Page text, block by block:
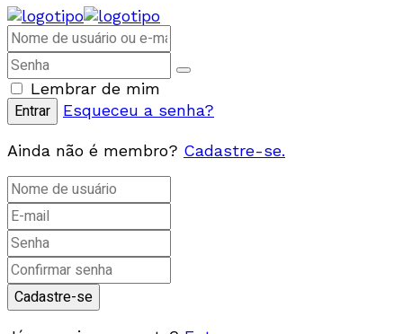
Lembrar de mim
Esqueceu a senha?
Ainda não é membro? Cadastre-se.